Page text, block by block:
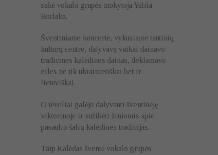
sakė vokalo grupės mokytoja Yuliia
Burlaka.
Šventiniame koncerte, vykusiame tautinių
kultūrų centre, dalyvavę vaikai dainavo
tradicines kalėdines dainas, deklamavo
eiles ne tik ukrainietiškai bet ir
lietuviškai.
O tėveliai galėjo dalyvauti šventinėję
viktorinoje ir sužibėti žiniomis apie
pasaulio šalių kalėdines tradicijas.
Taip Kalėdas šventė vokalo grupės